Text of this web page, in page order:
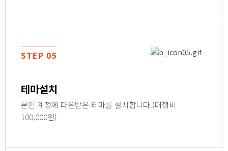
STEP 05
테마설치
본인 계정에 다운받은 테마를 설치합니다.(대행비
100,000원)